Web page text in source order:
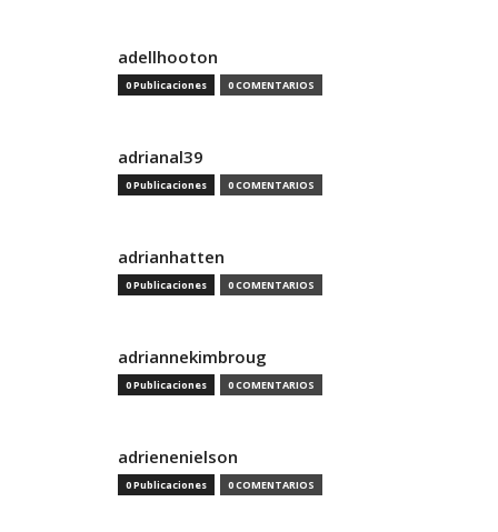
adellhooton
0 Publicaciones 0 COMENTARIOS
adrianal39
0 Publicaciones 0 COMENTARIOS
adrianhatten
0 Publicaciones 0 COMENTARIOS
adriannekimbroug
0 Publicaciones 0 COMENTARIOS
adrienenielson
0 Publicaciones 0 COMENTARIOS